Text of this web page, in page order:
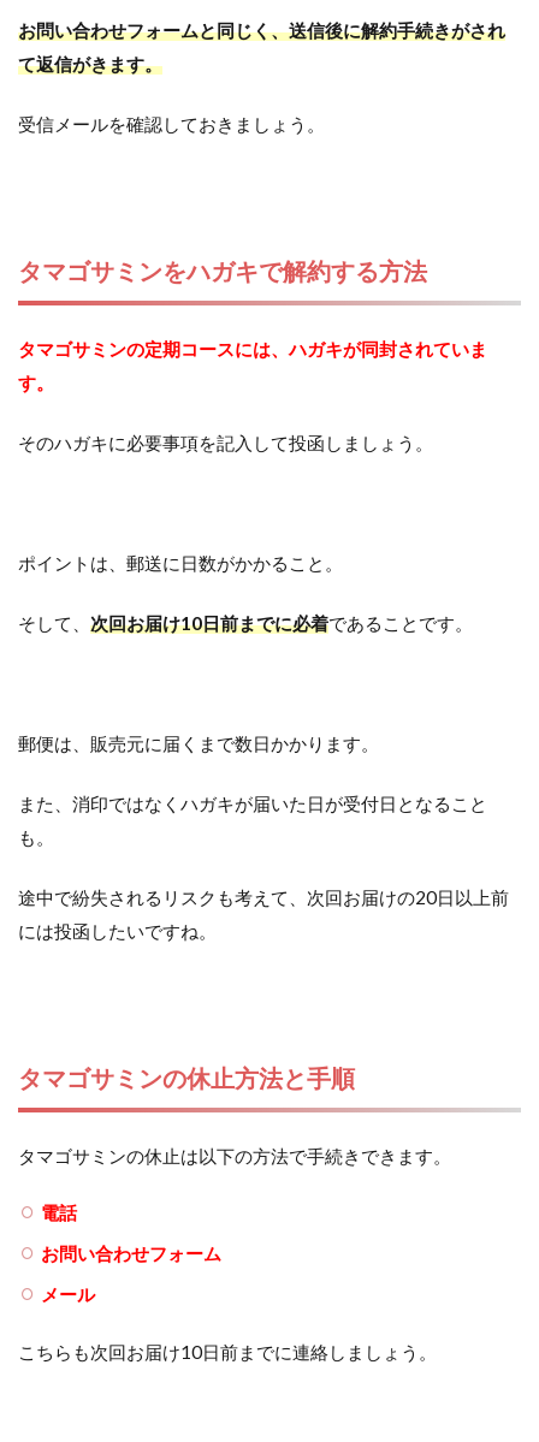
お問い合わせフォームと同じく、送信後に解約手続きがされ
て返信がきます。
受信メールを確認しておきましょう。
タマゴサミンをハガキで解約する方法
タマゴサミンの定期コースには、ハガキが同封されていま
す。
そのハガキに必要事項を記入して投函しましょう。
ポイントは、郵送に日数がかかること。
そして、 次回お届け10日前までに必着であることです。
郵便は、販売元に届くまで数日かかります。
また、消印ではなくハガキが届いた日が受付日となること
も。
途中で紛失されるリスクも考えて、次回お届けの20日以上前
には投函したいですね。
タマゴサミンの休止方法と手順
タマゴサミンの休止は以下の方法で手続きできます。
電話
お問い合わせフォーム
メール
こちらも次回お届け10日前までに連絡しましょう。